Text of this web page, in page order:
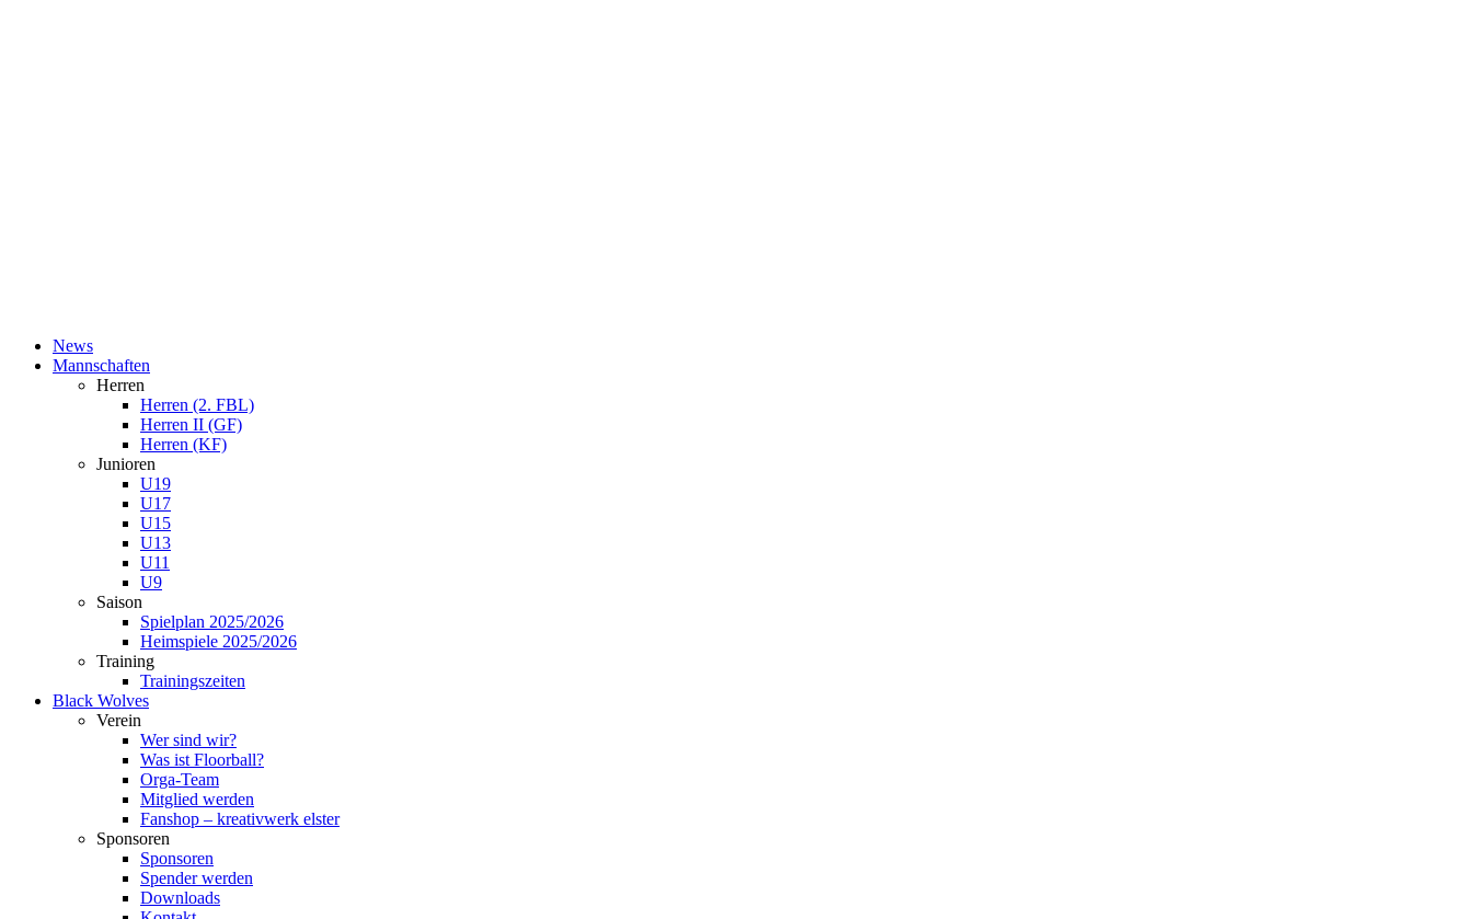
News
Mannschaften
Herren
Herren (2. FBL)
Herren II (GF)
Herren (KF)
Junioren
U19
U17
U15
U13
U11
U9
Saison
Spielplan 2025/2026
Heimspiele 2025/2026
Training
Trainingszeiten
Black Wolves
Verein
Wer sind wir?
Was ist Floorball?
Orga-Team
Mitglied werden
Fanshop – kreativwerk elster
Sponsoren
Sponsoren
Spender werden
Downloads